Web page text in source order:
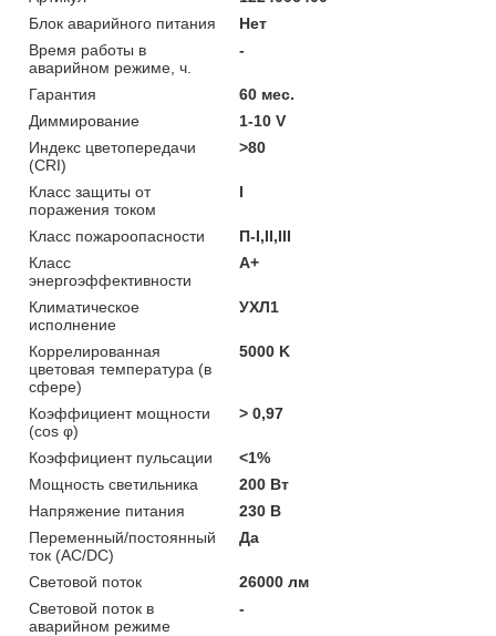
Блок аварийного питания
Нет
Время работы в
аварийном режиме, ч.
-
Гарантия
60 мес.
Диммирование
1-10 V
Индекс цветопередачи
(CRI)
>80
Класс защиты от
поражения током
I
Класс пожароопасности
П-I,II,ІІІ
Класс
энергоэффективности
A+
Климатическое
исполнение
УХЛ1
Коррелированная
цветовая температура (в
сфере)
5000 K
Коэффициент мощности
(cos φ)
> 0,97
Коэффициент пульсации
<1%
Мощность светильника
200 Вт
Напряжение питания
230 В
Переменный/постоянный
ток (AC/DC)
Да
Световой поток
26000 лм
Световой поток в
аварийном режиме
-